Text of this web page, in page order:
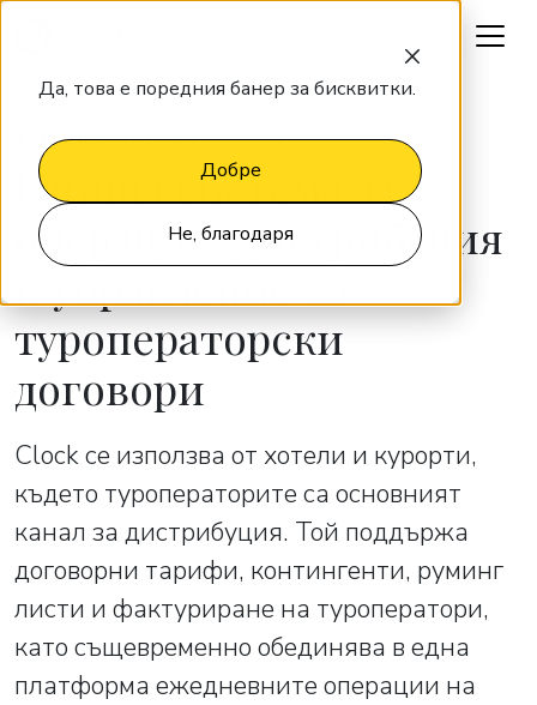
Да, това е поредния банер за бисквитки.
Добре
Не, благодаря
ТУРОПЕРАТОРСКИ ХОТЕЛИ
Единна система за
операции, дистрибуция
туроператорски
договори
Clock се използва от хотели и курорти,
където туроператорите са основният
канал за дистрибуция. Той поддържа
договорни тарифи, контингенти, руминг
листи и фактуриране на туроператори,
като същевременно обединява в една
платформа ежедневните операции на